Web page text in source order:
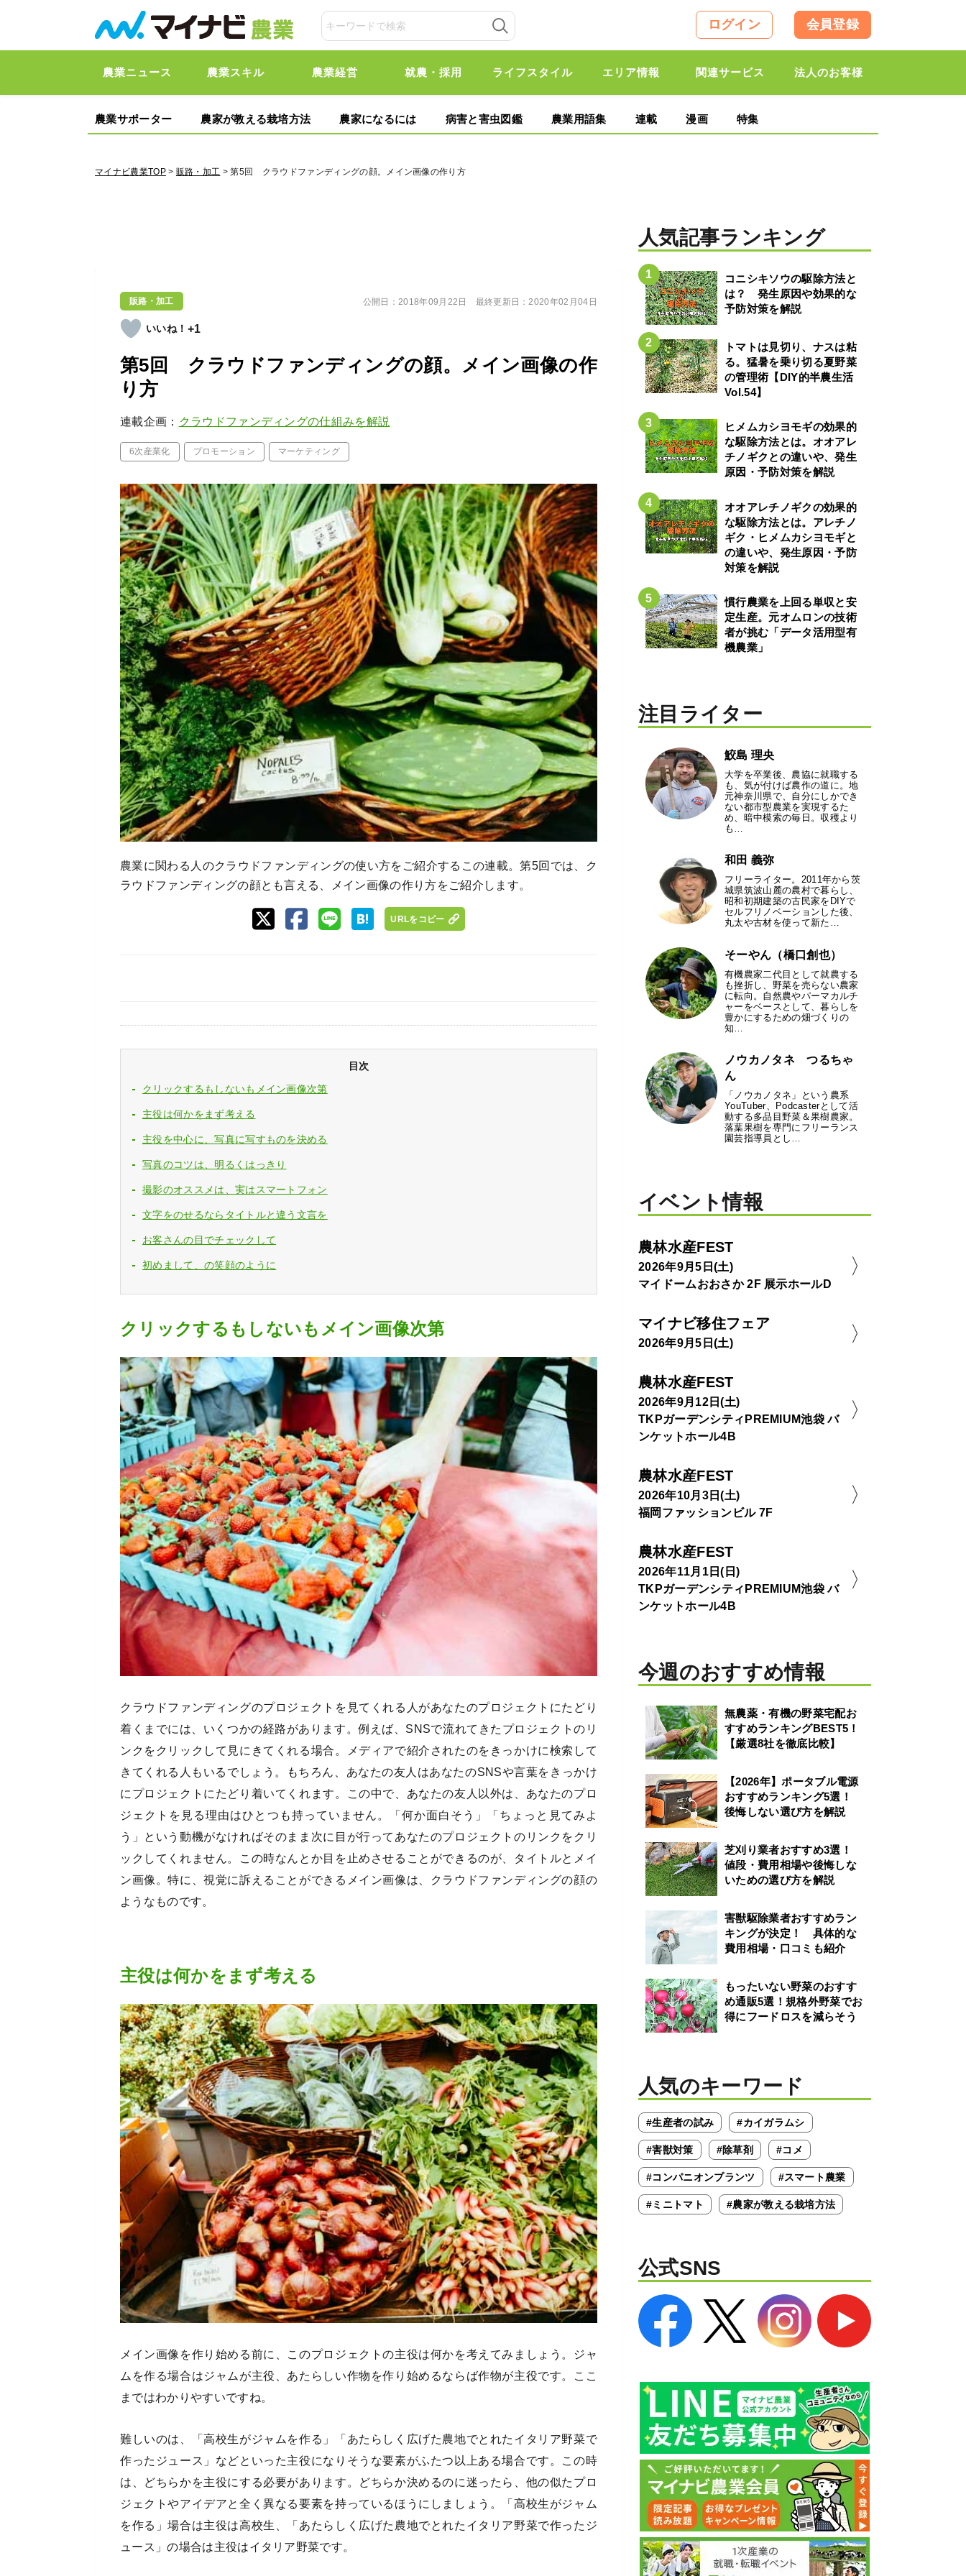
ログイン 会員登録
農業ニュース 農業スキル 農業経営 就農・採用 ライフスタイル エリア情報 関連サービス 法人のお客様
農業サポーター 農家が教える栽培方法 農家になるには 病害と害虫図鑑 農業用語集 連載 漫画 特集
マイナビ農業TOP> 販路・加工 > 第5回 クラウドファンディングの顔。メイン画像の作り方
販路・加工
+1
第5回 クラウドファンディングの顔。メイン画像の作
り方
連載企画： クラウドファンディングの仕組みを解説
6次産業化 プロモーション マーケティング
公開日：2018年09月22日 最終更新日：2020年02月04日
農業に関わる人のクラウドファンディングの使い方をご紹介するこの連載。第5回では、ク
ラウドファンディングの顔とも言える、メイン画像の作り方をご紹介します。
URLをコピー
目次
クリックするもしないもメイン画像次第
主役は何かをまず考える
主役を中心に、写真に写すものを決める
写真のコツは、明るくはっきり
撮影のオススメは、実はスマートフォン
文字をのせるならタイトルと違う文言を
お客さんの目でチェックして
初めまして、の笑顔のように
クリックするもしないもメイン画像次第
クラウドファンディングのプロジェクトを見てくれる人があなたのプロジェクトにたどり
着くまでには、いくつかの経路があります。例えば、SNSで流れてきたプロジェクトのリ
ンクをクリックして見にきてくれる場合。メディアで紹介されたのをきっかけに検索して
きてくれる人もいるでしょう。もちろん、あなたの友人はあなたのSNSや言葉をきっかけ
にプロジェクトにたどり着いてくれます。この中で、あなたの友人以外は、あなたのプロ
ジェクトを見る理由はひとつも持っていません。「何か面白そう」「ちょっと見てみよ
う」という動機がなければそのまま次に目が行ってあなたのプロジェクトのリンクをクリ
ックしてくれません。この時なんとか目を止めさせることができるのが、タイトルとメイ
ン画像。特に、視覚に訴えることができるメイン画像は、クラウドファンディングの顔の
ようなものです。
主役は何かをまず考える
メイン画像を作り始める前に、このプロジェクトの主役は何かを考えてみましょう。ジャ
ムを作る場合はジャムが主役、あたらしい作物を作り始めるならば作物が主役です。ここ
まではわかりやすいですね。
難しいのは、「高校生がジャムを作る」「あたらしく広げた農地でとれたイタリア野菜で
作ったジュース」などといった主役になりそうな要素がふたつ以上ある場合です。この時
は、どちらかを主役にする必要があります。どちらか決めるのに迷ったら、他の似たプロ
ジェクトやアイデアと全く異なる要素を持っているほうにしましょう。「高校生がジャム
を作る」場合は主役は高校生、「あたらしく広げた農地でとれたイタリア野菜で作ったジ
ュース」の場合は主役はイタリア野菜です。
人気記事ランキング
コニシキソウの駆除方法と
は？ 発生原因や効果的な
予防対策を解説
トマトは見切り、ナスは粘
る。猛暑を乗り切る夏野菜
の管理術【DIY的半農生活
Vol.54】
ヒメムカシヨモギの効果的
な駆除方法とは。オオアレ
チノギクとの違いや、発生
原因・予防対策を解説
オオアレチノギクの効果的
な駆除方法とは。アレチノ
ギク・ヒメムカシヨモギと
の違いや、発生原因・予防
対策を解説
慣行農業を上回る単収と安
定生産。元オムロンの技術
者が挑む「データ活用型有
機農業」
注目ライター
鮫島 理央
大学を卒業後、農協に就職する
も、気が付けば農作の道に。地
元神奈川県で、自分にしかでき
ない都市型農業を実現するた
め、暗中模索の毎日。収穫より
も…
和田 義弥
フリーライター。2011年から茨
城県筑波山麓の農村で暮らし、
昭和初期建築の古民家をDIYで
セルフリノベーションした後、
丸太や古材を使って新た…
そーやん（橋口創也）
有機農家二代目として就農する
も挫折し、野菜を売らない農家
に転向。自然農やパーマカルチ
ャーをベースとして、暮らしを
豊かにするための畑づくりの
知…
ノウカノタネ つるちゃ
ん
「ノウカノタネ」という農系
YouTuber、Podcasterとして活
動する多品目野菜＆果樹農家。
落葉果樹を専門にフリーランス
園芸指導員とし…
イベント情報
農林水産FEST
2026年9月5日(土)
マイドームおおさか 2F 展示ホールD
マイナビ移住フェア
2026年9月5日(土)
農林水産FEST
2026年9月12日(土)
TKPガーデンシティPREMIUM池袋 バ
ンケットホール4B
農林水産FEST
2026年10月3日(土)
福岡ファッションビル 7F
農林水産FEST
2026年11月1日(日)
TKPガーデンシティPREMIUM池袋 バ
ンケットホール4B
今週のおすすめ情報
無農薬・有機の野菜宅配お
すすめランキングBEST5！
【厳選8社を徹底比較】
【2026年】ポータブル電源
おすすめランキング5選！
後悔しない選び方を解説
芝刈り業者おすすめ3選！
値段・費用相場や後悔しな
いための選び方を解説
害獣駆除業者おすすめラン
キングが決定！ 具体的な
費用相場・口コミも紹介
もったいない野菜のおすす
め通販5選！規格外野菜でお
得にフードロスを減らそう
人気のキーワード
#生産者の試み #カイガラムシ
#害獣対策 #除草剤 #コメ
#コンパニオンプランツ #スマート農業
#ミニトマト #農家が教える栽培方法
公式SNS